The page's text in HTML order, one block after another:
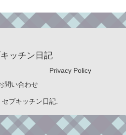
ッチン日記
Privacy Policy
問い合わせ
ブキッチン日記.